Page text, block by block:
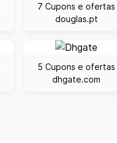
7 Cupons e ofertas
douglas.pt
5 Cupons e ofertas
dhgate.com